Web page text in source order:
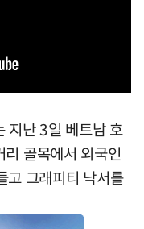
지난 3일 베트남 호
골목에서 외국인
고 그래피티 낙서를